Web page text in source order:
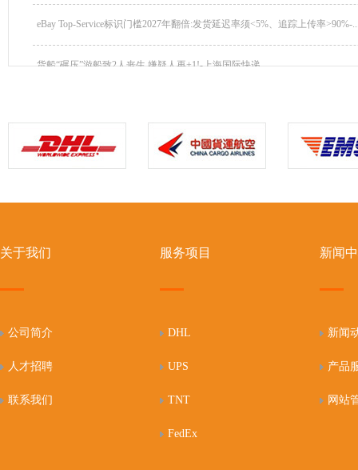
eBay Top-Service标识门槛2027年翻倍:发货延迟率须<5%、追踪上传率>90%-
货船“碾压”游船致2人丧生,嫌疑人再+1!-上海国际快递
关于我们
公司简介
人才招聘
联系我们
服务项目
DHL
UPS
TNT
FedEx
新闻
新闻
产品
网站